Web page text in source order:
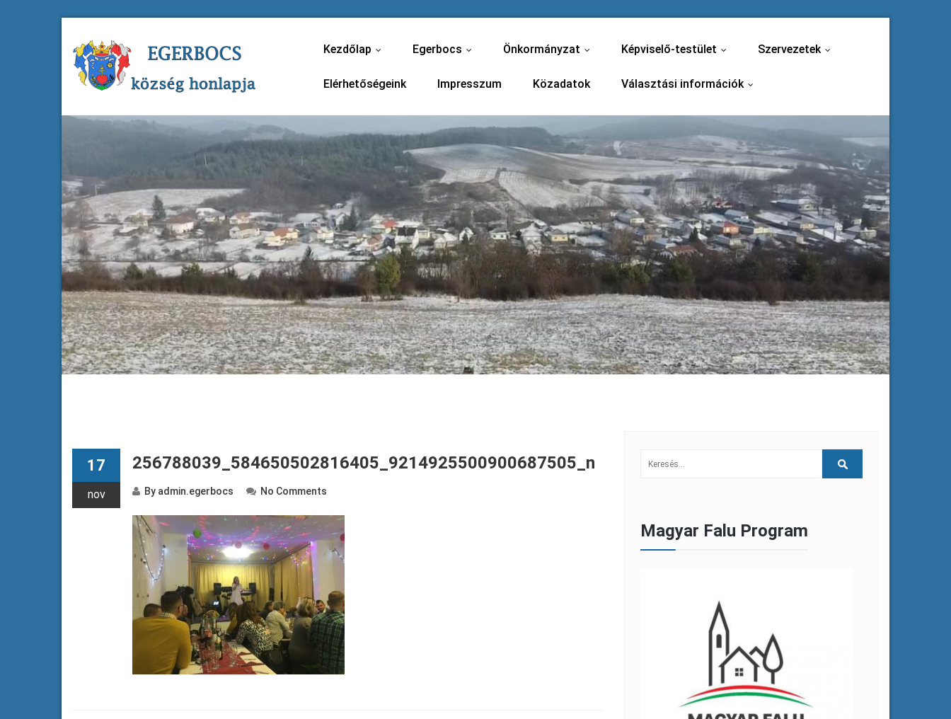
Kezdőlap Egerbocs Önkormányzat Képviselő-testület Szervezetek
Elérhetőségeink Impresszum Közadatok Választási információk
17
nov
256788039_584650502816405_9214925500900687505_n
By admin.egerbocs No Comments
Magyar Falu Program